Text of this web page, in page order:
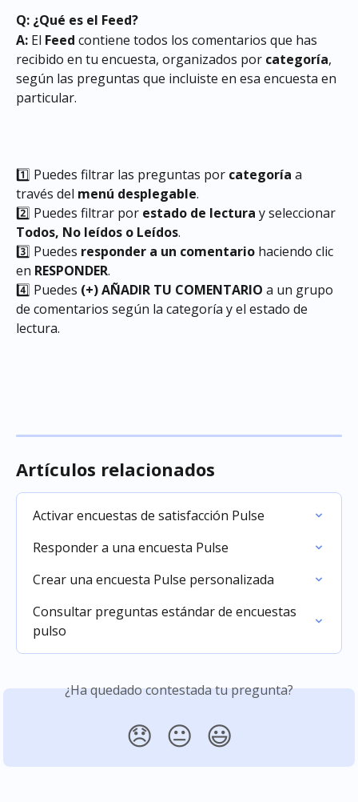
Q: ¿Qué es el Feed?
A: El Feed contiene todos los comentarios que has
recibido en tu encuesta, organizados por categoría,
según las preguntas que incluiste en esa encuesta en
particular.
1️⃣ Puedes filtrar las preguntas por categoría a
través del menú desplegable.
2️⃣ Puedes filtrar por estado de lectura y seleccionar
Todos, No leídos o Leídos.
3️⃣ Puedes responder a un comentario haciendo clic
en RESPONDER.
4️⃣ Puedes (+) AÑADIR TU COMENTARIO a un grupo
de comentarios según la categoría y el estado de
lectura.
Artículos relacionados
Activar encuestas de satisfacción Pulse
Responder a una encuesta Pulse
Crear una encuesta Pulse personalizada
Consultar preguntas estándar de encuestas
pulso
¿Ha quedado contestada tu pregunta?
😞 😐 😃